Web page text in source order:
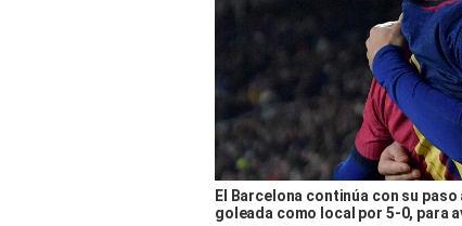
El Barcelona continúa con su
goleada como local por 5-0, para